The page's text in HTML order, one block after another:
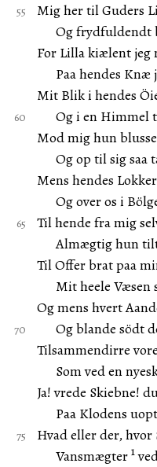
Mig her til Guders
Og frydfuldendt
For Lilla kiælent jeg
Paa hendes Knæ
Mit Blik i hendes
Og i en Himmel
Mod mig hun
Og op til sig saa
Mens hendes
Og over os i
Til hende fra mig
Almægtig hun
Til Offer brat paa
Mit heele Væsen
Og mens hvert
Og blande södt
Tilsammendirre
Som ved en
Ja! vrede Skiebne!
Paa Klodens
Hvad eller der, hvor
Vansmægter 1